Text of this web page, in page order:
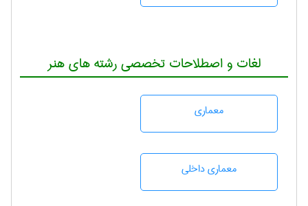
لغات و اصطلاحات تخصصی رشته های هنر
معماری
معماری داخلی